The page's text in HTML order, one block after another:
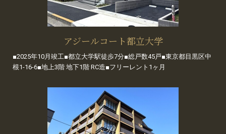
アジールコート都立大学
■2025年10月竣工■都立大学駅徒歩7分■総戸数45戸■東京都目黒区中
根1-16-6■地上3階 地下1階 RC造■フリーレント1ヶ月